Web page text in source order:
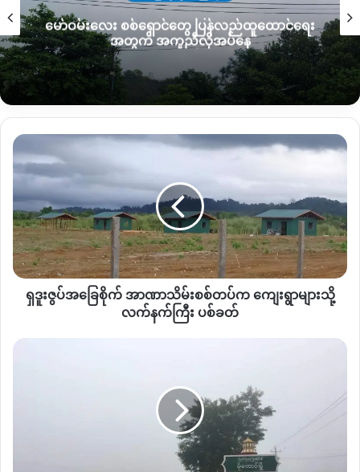
ပြီး ၁ ရက်အကြာ ဖေဖော်ဝါရီလ ၂ ရက်နေ့တွင် ပထမဆုံး
ခရစ်ယာန်ဂိုဏ်းပေါင်းစုံပါဝင်သော မြစ်ကြီးနားခရစ်ယာန်ကောင်စီ
MCC ကိုခေါ်ယူကာအာဏာသိမ်းသည့်ဖြစ်စဉ်ကို ပြောပြခဲ့သည်ဟု
သိရသည်။
သို့သော်လည်း စစ်အာဏာသိမ်းမှုကို ဆန့်ကျင်သော လူထုဆန္ဒ
သည်။
Copy URL
မော်ဝမ်းလေး စစ်ရှောင်တွေ ပြန်လည်ထူထောင်ရေး
အတွက် အကူညီလိုအပ်နေ
ရှ
ဒူး
ဇွ
ပ်
အခြေစိုက်
အာဏာသိမ်း
စစ်တပ်
က
ကျေးရွာ
များ
ပစ်ခတ်
ရှဒူးဇွပ်အခြေစိုက် အာဏာသိမ်းစစ်တပ်က ကျေးရွာများသို့
လက်နက်ကြီး ပစ်ခတ်
မိုးကောင်း